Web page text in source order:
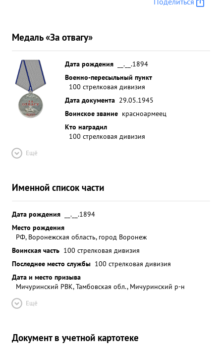
Медаль «За отвагу»
Дата рождения
__.__.1894
Военно-пересыльный пункт
100 стрелковая дивизия
Дата документа 29.05.1945
Воинское звание красноармеец
Кто наградил
100 стрелковая дивизия
Ещё
Именной список части
Дата рождения
__.__.1894
Место рождения
РФ, Воронежская область, город Воронеж
Воинская часть 100 стрелковая дивизия
Последнее место службы 100 стрелковая дивизия
Дата и место призыва
Мичуринский РВК, Тамбовская обл., Мичуринский р-н
Ещё
Документ в учетной картотеке